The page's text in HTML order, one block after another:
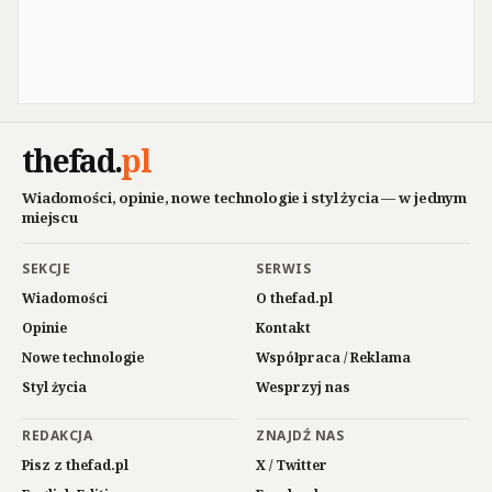
thefad.pl
Wiadomości, opinie, nowe technologie i styl życia — w jednym
miejscu
SEKCJE
Wiadomości
Opinie
Nowe technologie
Styl życia
SERWIS
O thefad.pl
Kontakt
Współpraca / Reklama
Wesprzyj nas
REDAKCJA
Pisz z thefad.pl
ZNAJDŹ NAS
X / Twitter